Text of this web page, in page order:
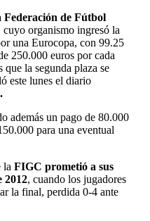
Federación de Fútbol
organismo ingresó la
una Eurocopa, con 99.25
250.000 euros por cada
la segunda plaza se
este lunes el diario
además un pago de 80.000
para una eventual
la FIGC prometió a sus
2012, cuando los jugadores
la final, perdida 0-4 ante